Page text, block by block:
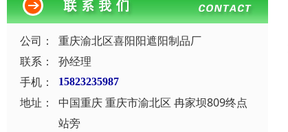
公司：
重庆渝北区喜阳阳遮阳制品厂
联系：
孙经理
手机：
15823235987
地址：
中国重庆 重庆市渝北区 冉家坝809终点
站旁